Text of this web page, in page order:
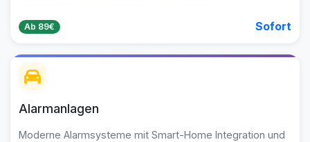
Ab 89€ Sofort
Alarmanlagen
Moderne Alarmsysteme mit Smart-Home Integration und